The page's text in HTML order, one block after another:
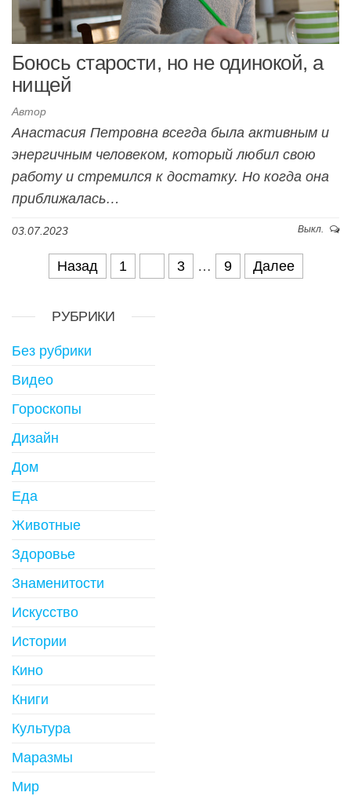
Боюсь старости, но не одинокой, а
нищей
Автор
Анастасия Петровна всегда была активным и
энергичным человеком, который любил свою
работу и стремился к достатку. Но когда она
приближалась…
03.07.2023 Выкл.
Навигация по записям
Назад 1 3 … 9 Далее
РУБРИКИ
Без рубрики
Видео
Гороскопы
Дизайн
Дом
Еда
Животные
Здоровье
Знаменитости
Искусство
Истории
Кино
Книги
Культура
Маразмы
Мир